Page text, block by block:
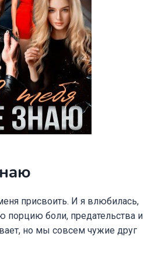
присвоить. И я влюбилась,
порцию боли, предательства и
но мы совсем чужие друг